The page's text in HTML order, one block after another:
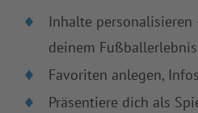
Inhalte personalisieren
deinem Fußballerlebnis
Favoriten anlegen,
Präsentiere dich als